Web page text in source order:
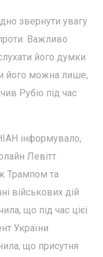
звернути увагу
Важливо
його думки
його можна лише,
Рубіо під час
інформувало,
Левітт
Трампом та
військових дій
що під час цієї
України
що присутня